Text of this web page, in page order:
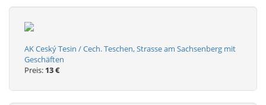
AK Ceský Tesin / Cech. Teschen, Strasse am Sachsenberg mit
Geschäften
Preis: 13 €